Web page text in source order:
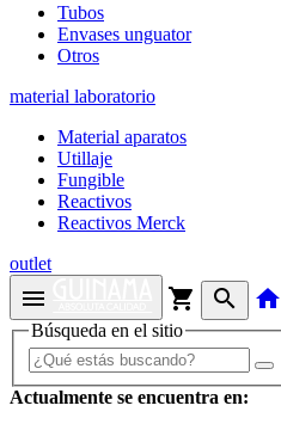
Tubos
Envases unguator
Otros
material laboratorio
Material aparatos
Utillaje
Fungible
Reactivos
Reactivos Merck
outlet
menu shopping_cart search home
Búsqueda en el sitio
Actualmente se encuentra en: